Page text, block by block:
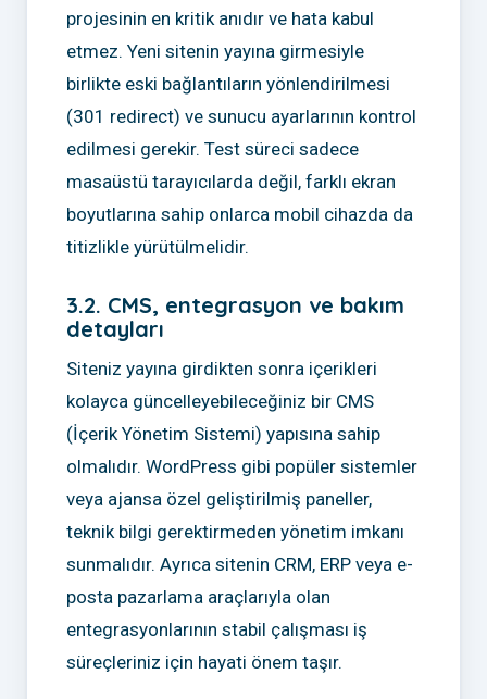
projesinin en kritik anıdır ve hata kabul
etmez. Yeni sitenin yayına girmesiyle
birlikte eski bağlantıların yönlendirilmesi
(301 redirect) ve sunucu ayarlarının kontrol
edilmesi gerekir. Test süreci sadece
masaüstü tarayıcılarda değil, farklı ekran
boyutlarına sahip onlarca mobil cihazda da
titizlikle yürütülmelidir.
3.2. CMS, entegrasyon ve bakım
detayları
Siteniz yayına girdikten sonra içerikleri
kolayca güncelleyebileceğiniz bir CMS
(İçerik Yönetim Sistemi) yapısına sahip
olmalıdır. WordPress gibi popüler sistemler
veya ajansa özel geliştirilmiş paneller,
teknik bilgi gerektirmeden yönetim imkanı
sunmalıdır. Ayrıca sitenin CRM, ERP veya e-
posta pazarlama araçlarıyla olan
entegrasyonlarının stabil çalışması iş
süreçleriniz için hayati önem taşır.